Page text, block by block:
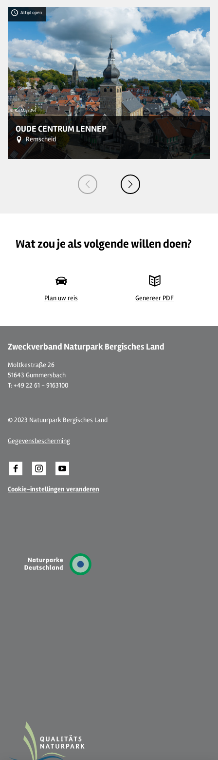
Altijd open
© Kai Marc Pel
OUDE CENTRUM LENNEP
Remscheid
Wat zou je als volgende willen doen?
Plan uw reis Genereer PDF
Zweckverband Naturpark Bergisches Land
Moltkestraße 26
51643 Gummersbach
T: +49 22 61 - 9163100
© 2023 Natuurpark Bergisches Land
Gegevensbescherming
Cookie-instellingen veranderen